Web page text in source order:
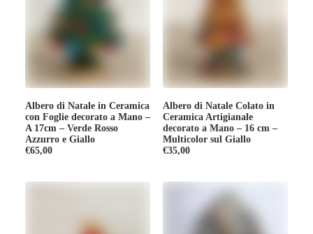
Albero di Natale in Ceramica
con Foglie decorato a Mano –
A 17cm – Verde Rosso
Azzurro e Giallo
€65,00
Albero di Natale Colato in
Ceramica Artigianale
decorato a Mano – 16 cm –
Multicolor sul Giallo
€35,00